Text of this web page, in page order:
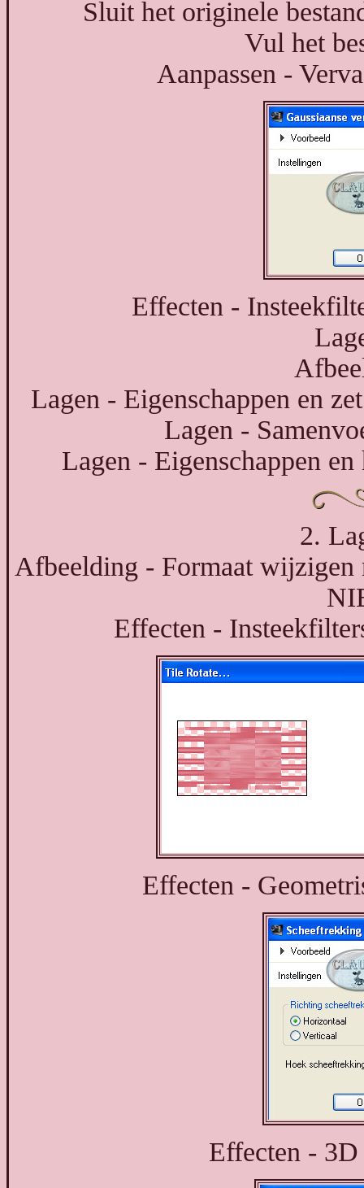
Sluit het originele
Vul het
Aanpassen -
Effecten -
Lagen - Eigenschappen en
Lagen -
Lagen - Eigenschappen
2.
Afbeelding - Formaat
Effecten -
Effecten -
Effecten -